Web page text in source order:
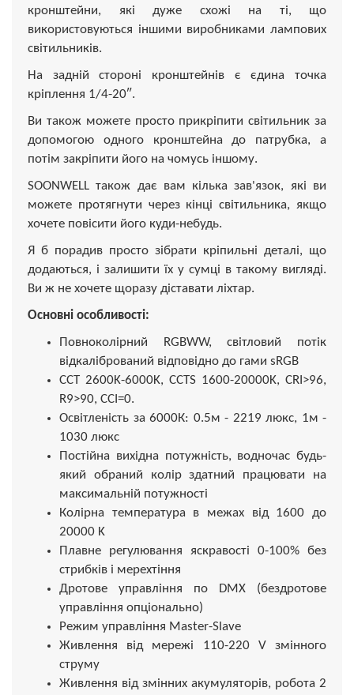
кронштейни, які дуже схожі на ті, що
використовуються іншими виробниками лампових
світильників.
На задній стороні кронштейнів є єдина точка
кріплення 1/4-20″.
Ви також можете просто прикріпити світильник за
допомогою одного кронштейна до патрубка, а
потім закріпити його на чомусь іншому.
SOONWELL також дає вам кілька зав'язок, які ви
можете протягнути через кінці світильника, якщо
хочете повісити його куди-небудь.
Я б порадив просто зібрати кріпильні деталі, що
додаються, і залишити їх у сумці в такому вигляді.
Ви ж не хочете щоразу діставати ліхтар.
Основні особливості:
Повноколірний RGBWW, світловий потік
відкалібрований відповідно до гами sRGB
CCT 2600K-6000K, CCTS 1600-20000K, CRI>96,
R9>90, CCI=0.
Освітленість за 6000К: 0.5м - 2219 люкс, 1м -
1030 люкс
Постійна вихідна потужність, водночас будь-
який обраний колір здатний працювати на
максимальній потужності
Колірна температура в межах від 1600 до
20000 K
Плавне регулювання яскравості 0-100% без
стрибків і мерехтіння
Дротове управління по DMX (бездротове
управління опціонально)
Режим управління Master-Slave
Живлення від мережі 110-220 V змінного
струму
Живлення від змінних акумуляторів, робота 2